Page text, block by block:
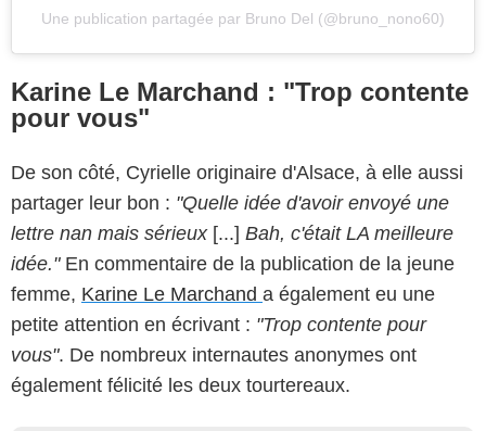
Une publication partagée par Bruno Del (@bruno_nono60)
Karine Le Marchand : "Trop contente
pour vous"
De son côté, Cyrielle originaire d'Alsace, à elle aussi
partager leur bon : "Quelle idée d'avoir envoyé une
lettre nan mais sérieux[...] Bah, c'était LA meilleure
idée."En commentaire de la publication de la jeune
femme, Karine Le Marchand a également eu une
petite attention en écrivant : "Trop contente pour
vous". De nombreux internautes anonymes ont
également félicité les deux tourtereaux.